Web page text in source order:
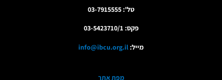
טל': 03-7915555
פקס: 03-5423710/1
מייל: info@ibcu.org.il
מפת אתר